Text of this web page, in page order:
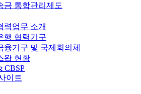
금 통합관리제도
력업무 소개
행 협력기구
융기구 및 국제회의체
왑 현황
CBSP
이트